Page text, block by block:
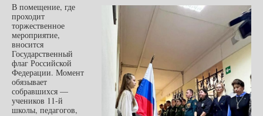
В помещение, где
проходит
торжественное
мероприятие,
вносится
Государственный
флаг Российской
Федерации. Момент
обязывает
собравшихся —
учеников 11-й
школы, педагогов,